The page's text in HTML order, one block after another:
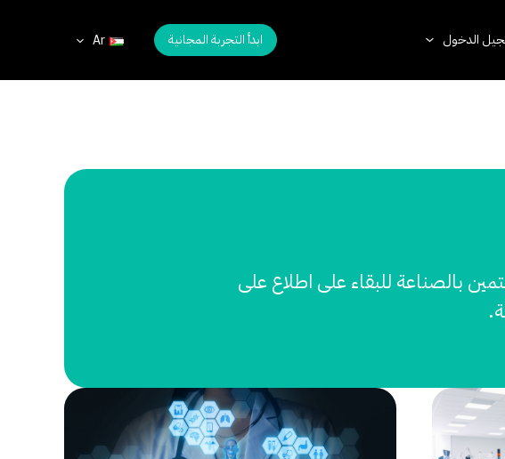
الدخول ابدأ التجربة المجانية Ar
بالصناعة للبقاء على اطلاع على